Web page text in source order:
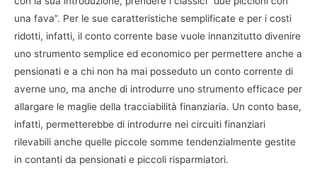
una fava”. Per le sue caratteristiche semplificate e per i costi
ridotti, infatti, il conto corrente base vuole innanzitutto divenire
uno strumento semplice ed economico per permettere anche a
pensionati e a chi non ha mai posseduto un conto corrente di
averne uno, ma anche di introdurre uno strumento efficace per
allargare le maglie della tracciabilità finanziaria. Un conto base,
infatti, permetterebbe di introdurre nei circuiti finanziari
rilevabili anche quelle piccole somme tendenzialmente gestite
in contanti da pensionati e piccoli risparmiatori.